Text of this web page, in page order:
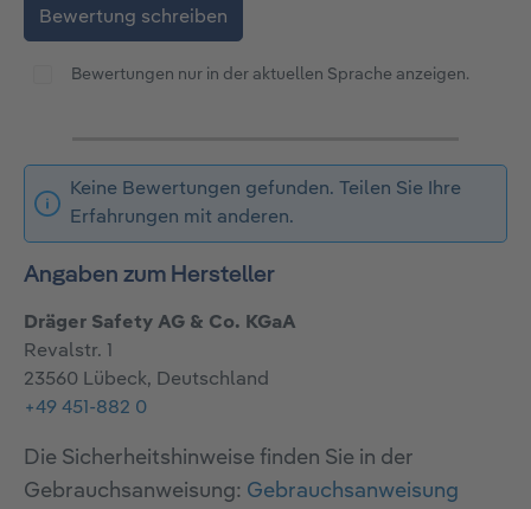
Bewertung schreiben
Bewertungen nur in der aktuellen Sprache anzeigen.
Keine Bewertungen gefunden. Teilen Sie Ihre
Erfahrungen mit anderen.
Angaben zum Hersteller
Dräger Safety AG & Co. KGaA
Revalstr. 1
23560 Lübeck, Deutschland
+49 451-882 0
Die Sicherheitshinweise finden Sie in der
Gebrauchsanweisung: Gebrauchsanweisung